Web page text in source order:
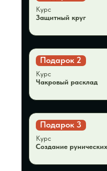
Задать вопрос
ЗАПИСАТЬСЯ НА